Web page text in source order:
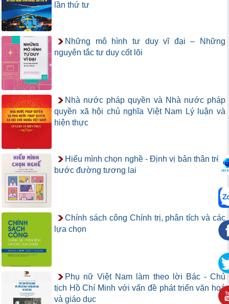
lần thứ tư
Những mô hình tư duy vĩ đại – Những
nguyên tắc tư duy cốt lõi
Nhà nước pháp quyền và Nhà nước pháp
quyền xã hội chủ nghĩa Việt Nam Lý luận và
hiện thực
Hiểu mình chọn nghề - Định vị bản thân trên
bước đường tương lai
Chính sách công Chính trị, phân tích và các
lựa chọn
Phụ nữ Việt Nam làm theo lời Bác - Chủ
tịch Hồ Chí Minh với vấn đề phát triển văn hoá
và giáo dục